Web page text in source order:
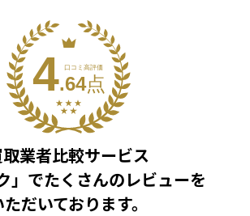
取業者比較サービス
」でたくさんのレビューを
ただいております。